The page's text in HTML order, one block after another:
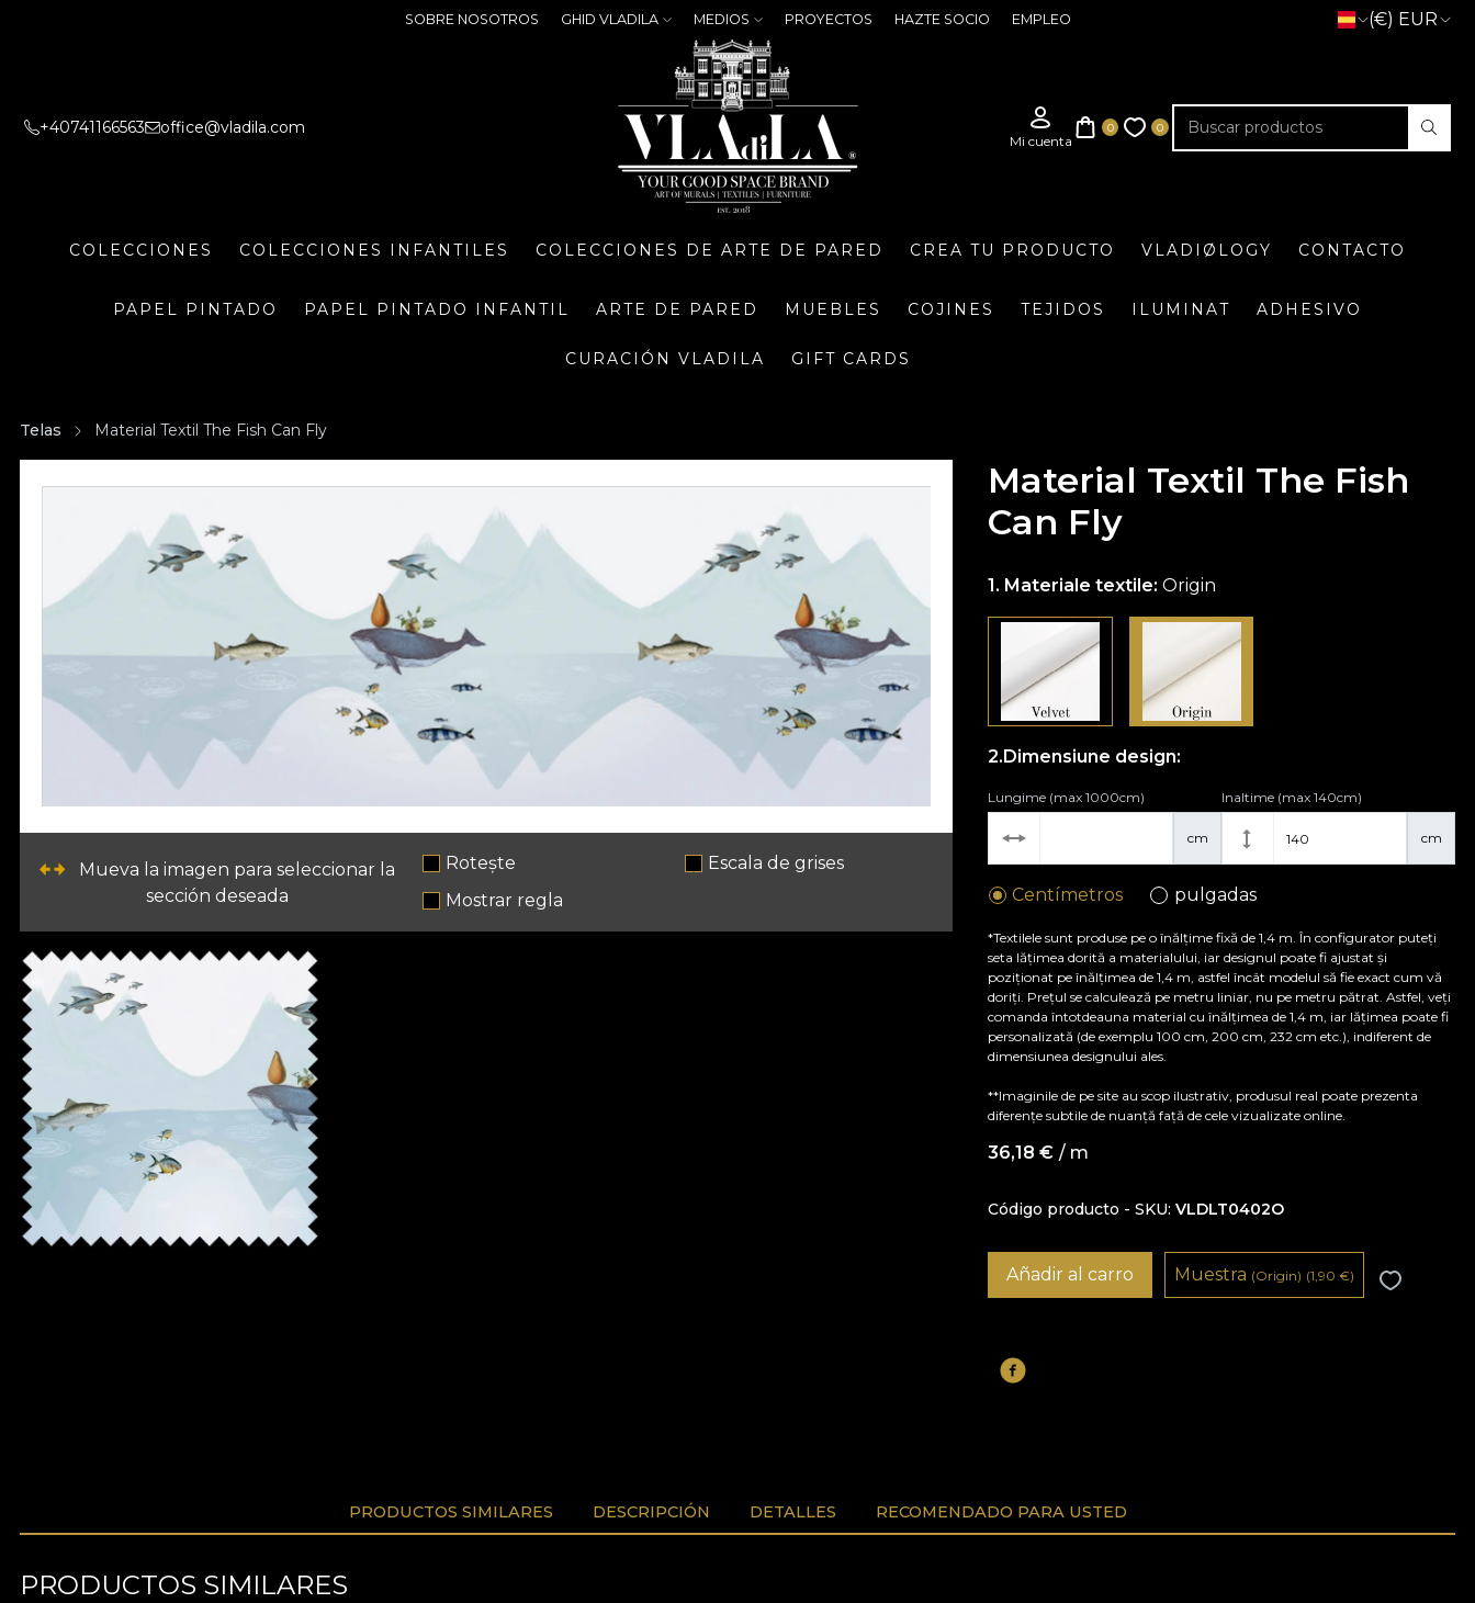
SOBRE NOSOTROS GHID VLADILA MEDIOS PROYECTOS HAZTE SOCIO EMPLEO (€) EUR
+40741166563 office@vladila.com
COLECCIONES COLECCIONES INFANTILES COLECCIONES DE ARTE DE PARED CREA TU PRODUCTO VLADIØLOGY CONTACTO
PAPEL PINTADO PAPEL PINTADO INFANTIL ARTE DE PARED MUEBLES COJINES TEJIDOS ILUMINAT ADHESIVO
CURACIÓN VLADILA GIFT CARDS
Telas Material Textil The Fish Can Fly
Mueva la imagen para seleccionar la
sección deseada
Rotește
Escala de grises
Mostrar regla
Material Textil The Fish
Can Fly
Materiale textile:Origin
Dimensiune design:
cm
Lungime (max 1000cm)
cm
Inaltime (max 140cm)
Centímetros pulgadas
*Textilele sunt produse pe o înălțime fixă de 1,4 m. În configurator puteți
seta lățimea dorită a materialului, iar designul poate fi ajustat și
poziționat pe înălțimea de 1,4 m, astfel încât modelul să fie exact cum vă
doriți. Prețul se calculează pe metru liniar, nu pe metru pătrat. Astfel, veți
comanda întotdeauna material cu înălțimea de 1,4 m, iar lățimea poate fi
personalizată (de exemplu 100 cm, 200 cm, 232 cm etc.), indiferent de
dimensiunea designului ales.
**Imaginile de pe site au scop ilustrativ, produsul real poate prezenta
diferențe subtile de nuanță față de cele vizualizate online.
36,18€ / m
Código producto - SKU VLDLT0402O
Añadir al carro Muestra (Origin) (1,90€)
PRODUCTOS SIMILARES DESCRIPCIÓN DETALLES RECOMENDADO PARA USTED
PRODUCTOS SIMILARES